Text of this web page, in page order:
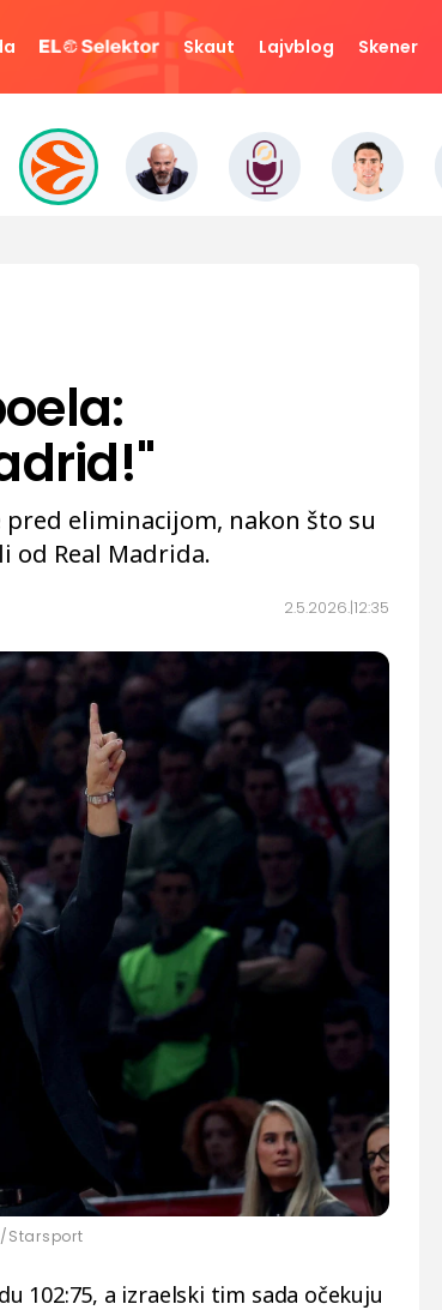
Skaut Lajvblog Skener
2.5.2026. 12:35
pred eliminacijom, nakon što su
Real Madrida.
Starsport
102:75, a izraelski tim sada očekuju